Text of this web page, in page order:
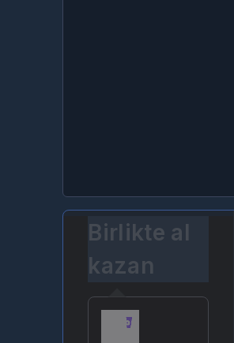
Birlikte al
kazan